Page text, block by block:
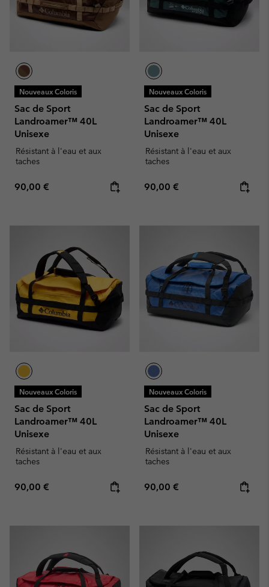
Nouveaux Coloris
Sac de Sport
Landroamer™ 40L
Unisexe
Résistant à l'eau et aux
taches
Regular price:
90,00 €
Nouveaux Coloris
Sac de Sport
Landroamer™ 40L
Unisexe
Résistant à l'eau et aux
taches
Regular price:
90,00 €
Nouveaux Coloris
Sac de Sport
Landroamer™ 40L
Unisexe
Résistant à l'eau et aux
taches
Regular price:
90,00 €
Nouveaux Coloris
Sac de Sport
Landroamer™ 40L
Unisexe
Résistant à l'eau et aux
taches
Regular price:
90,00 €